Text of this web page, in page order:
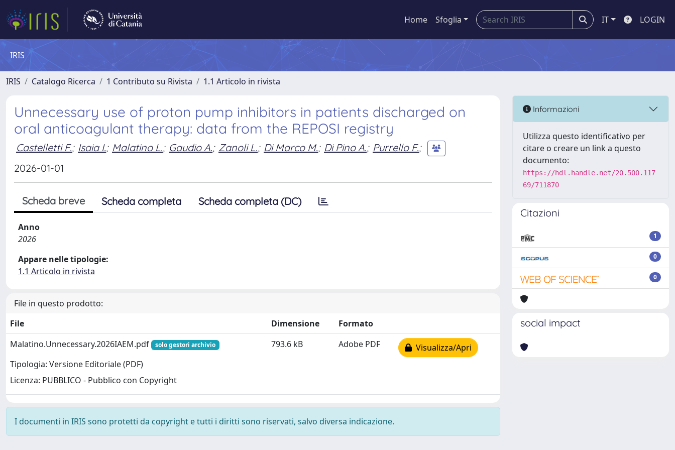
Home Sfoglia IT LOGIN
IRIS
IRIS Catalogo Ricerca 1 Contributo su Rivista 1.1 Articolo in rivista
Unnecessary use of proton pump inhibitors in patients discharged on
oral anticoagulant therapy: data from the REPOSI registry
Castelletti F.; Isaia I.; Malatino L.; Gaudio A.; Zanoli L.; Di Marco M.; Di Pino A.; Purrello F.;
2026-01-01
Scheda breve Scheda completa Scheda completa (DC)
Anno
2026
Appare nelle tipologie:
1.1 Articolo in rivista
File in questo prodotto:
File
Dimensione
Formato
Malatino.Unnecessary.2026IAEM.pdf
solo gestori archivio
Tipologia: Versione Editoriale (PDF)
Licenza: PUBBLICO - Pubblico con Copyright
793.6 kB Adobe PDF Visualizza/Apri
I documenti in IRIS sono protetti da copyright e tutti i diritti sono riservati, salvo diversa indicazione.
Informazioni
Utilizza questo identificativo per
citare o creare un link a questo
documento:
https://hdl.handle.net/20.500.117
69/711870
Citazioni
1
0
0
social impact